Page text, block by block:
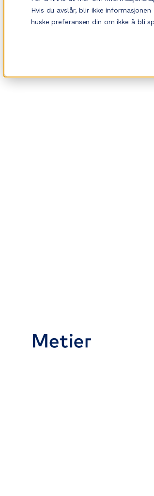
Hvis du avslår, blir ikke
huske preferansen din om ikke å bli